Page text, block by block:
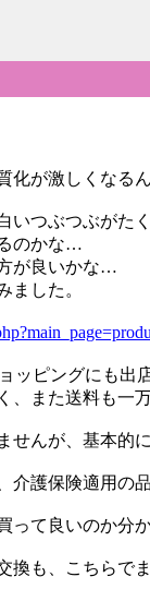
化が激しくなる
いつぶつぶがた
のかな…
が良いかな…
した。
ッピングにも出
、また送料も一
せんが、基本的
介護保険適用の
って良いのか分
換も、こちらで